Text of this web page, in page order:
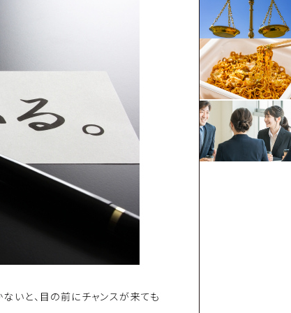
いと、目の前にチャンスが来ても